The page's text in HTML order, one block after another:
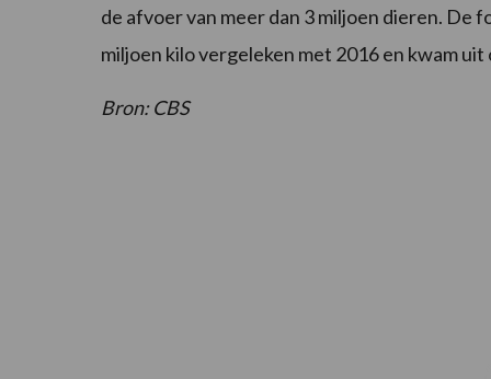
de afvoer van meer dan 3 miljoen dieren.
miljoen kilo vergeleken met 2016 en kwam uit
Bron: CBS